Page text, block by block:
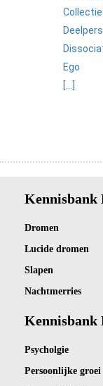
Ego
[...]
Kennisbank
Dromen
Lucide dromen
Slapen
Nachtmerries
Kennisbank
Psycholgie
Persoonlijke groei